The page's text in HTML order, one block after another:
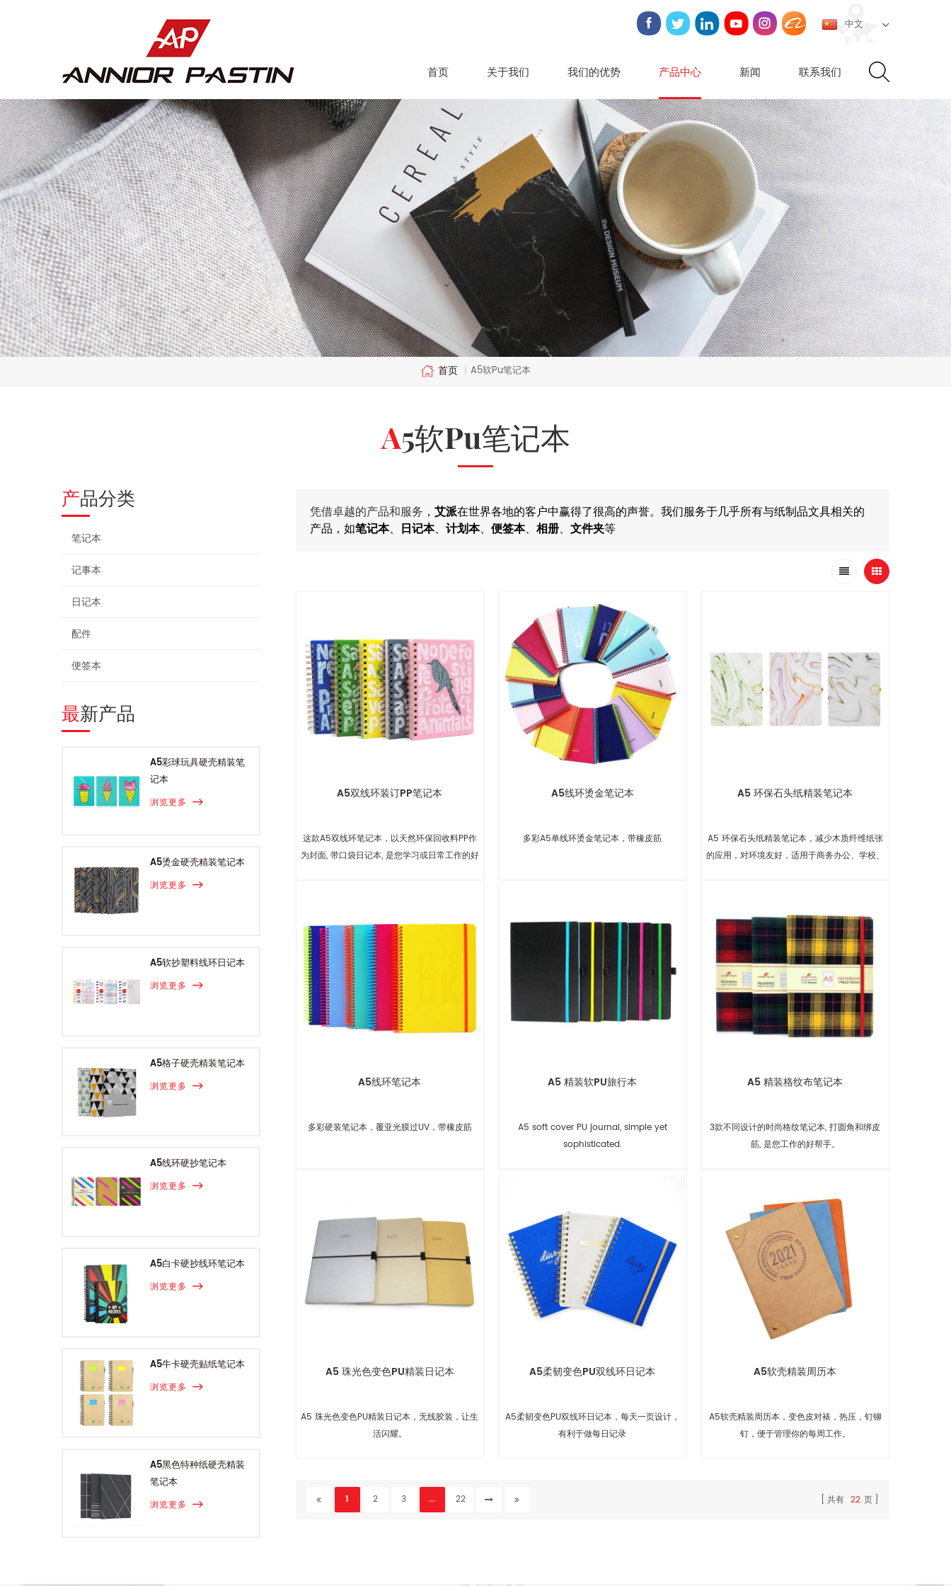
中文
首页 关于我们 我们的优势 产品中心 新闻 联系我们
首页 | A5软pu笔记本
A5软pu笔记本
产品分类
笔记本
记事本
日记本
配件
便签本
最新产品
A5彩球玩具硬壳精装笔
记本
浏览更多
A5烫金硬壳精装笔记本
浏览更多
A5软抄塑料线环日记本
浏览更多
A5格子硬壳精装笔记本
浏览更多
A5线环硬抄笔记本
浏览更多
A5白卡硬抄线环笔记本
浏览更多
A5牛卡硬壳贴纸笔记本
浏览更多
A5黑色特种纸硬壳精装
笔记本
浏览更多
凭借卓越的产品和服务 ， 艾派在世界各地的客户中赢得了很高的声誉。我们服务于几乎所有与纸制品文具相关的
产品，如笔记本、 日记本、 计划本、 便签本、 相册、 文件夹等
A5双线环装订PP笔记本
这款A5双线环笔记本，以天然环保回收料PP作
为封面, 带口袋日记本, 是您学习或日常工作的好
A5线环烫金笔记本
多彩A5单线环烫金笔记本，带橡皮筋
A5 环保石头纸精装笔记本
A5 环保石头纸精装笔记本，减少木质纤维纸张
的应用，对环境友好，适用于商务办公、学校、
A5线环笔记本
多彩硬装笔记本，覆亚光膜过UV，带橡皮筋
A5 精装软PU旅行本
A5 soft cover PU journal, simple yet
sophisticated.
A5 精装格纹布笔记本
3款不同设计的时尚格纹笔记本, 打圆角和绑皮
筋, 是您工作的好帮手。
A5 珠光色变色PU精装日记本
A5 珠光色变色PU精装日记本，无线胶装，让生
活闪耀。
A5柔韧变色PU双线环日记本
A5柔韧变色PU双线环日记本，每天一页设计，
有利于做每日记录
A5软壳精装周历本
A5软壳精装周历本，变色皮对裱，热压，钉铆
钉，便于管理你的每周工作。
1 2 3 ... 22 共有 22 页